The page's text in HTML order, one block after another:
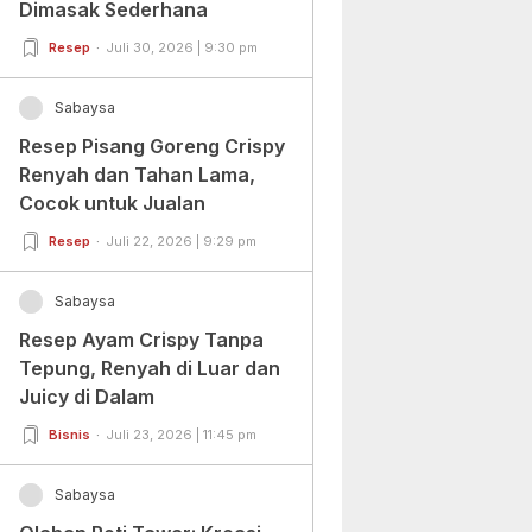
Dimasak Sederhana
Resep Juli 30, 2026 | 9:30 pm
Sabaysa
Resep Pisang Goreng Crispy
Renyah dan Tahan Lama,
Cocok untuk Jualan
Resep Juli 22, 2026 | 9:29 pm
Sabaysa
Resep Ayam Crispy Tanpa
Tepung, Renyah di Luar dan
Juicy di Dalam
Bisnis Juli 23, 2026 | 11:45 pm
Sabaysa